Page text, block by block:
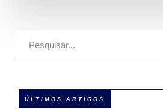
ÚLTIMOS ARTIGOS